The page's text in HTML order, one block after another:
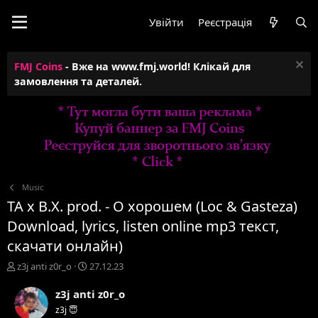
Увійти Реєстрація
FMJ Coins - Вже на www.fmj.world! Клікай для
замовлення та деталей.
Music
TA x B.X. prod. - О хорошем (Loc & Gasteza)
Download, lyrics, listen online mp3 текст,
скачати онлайн)
А
т
о
z3j anti z0r_o
Д
т
27.12.23
z3j anti z0r_o
z3j 😇